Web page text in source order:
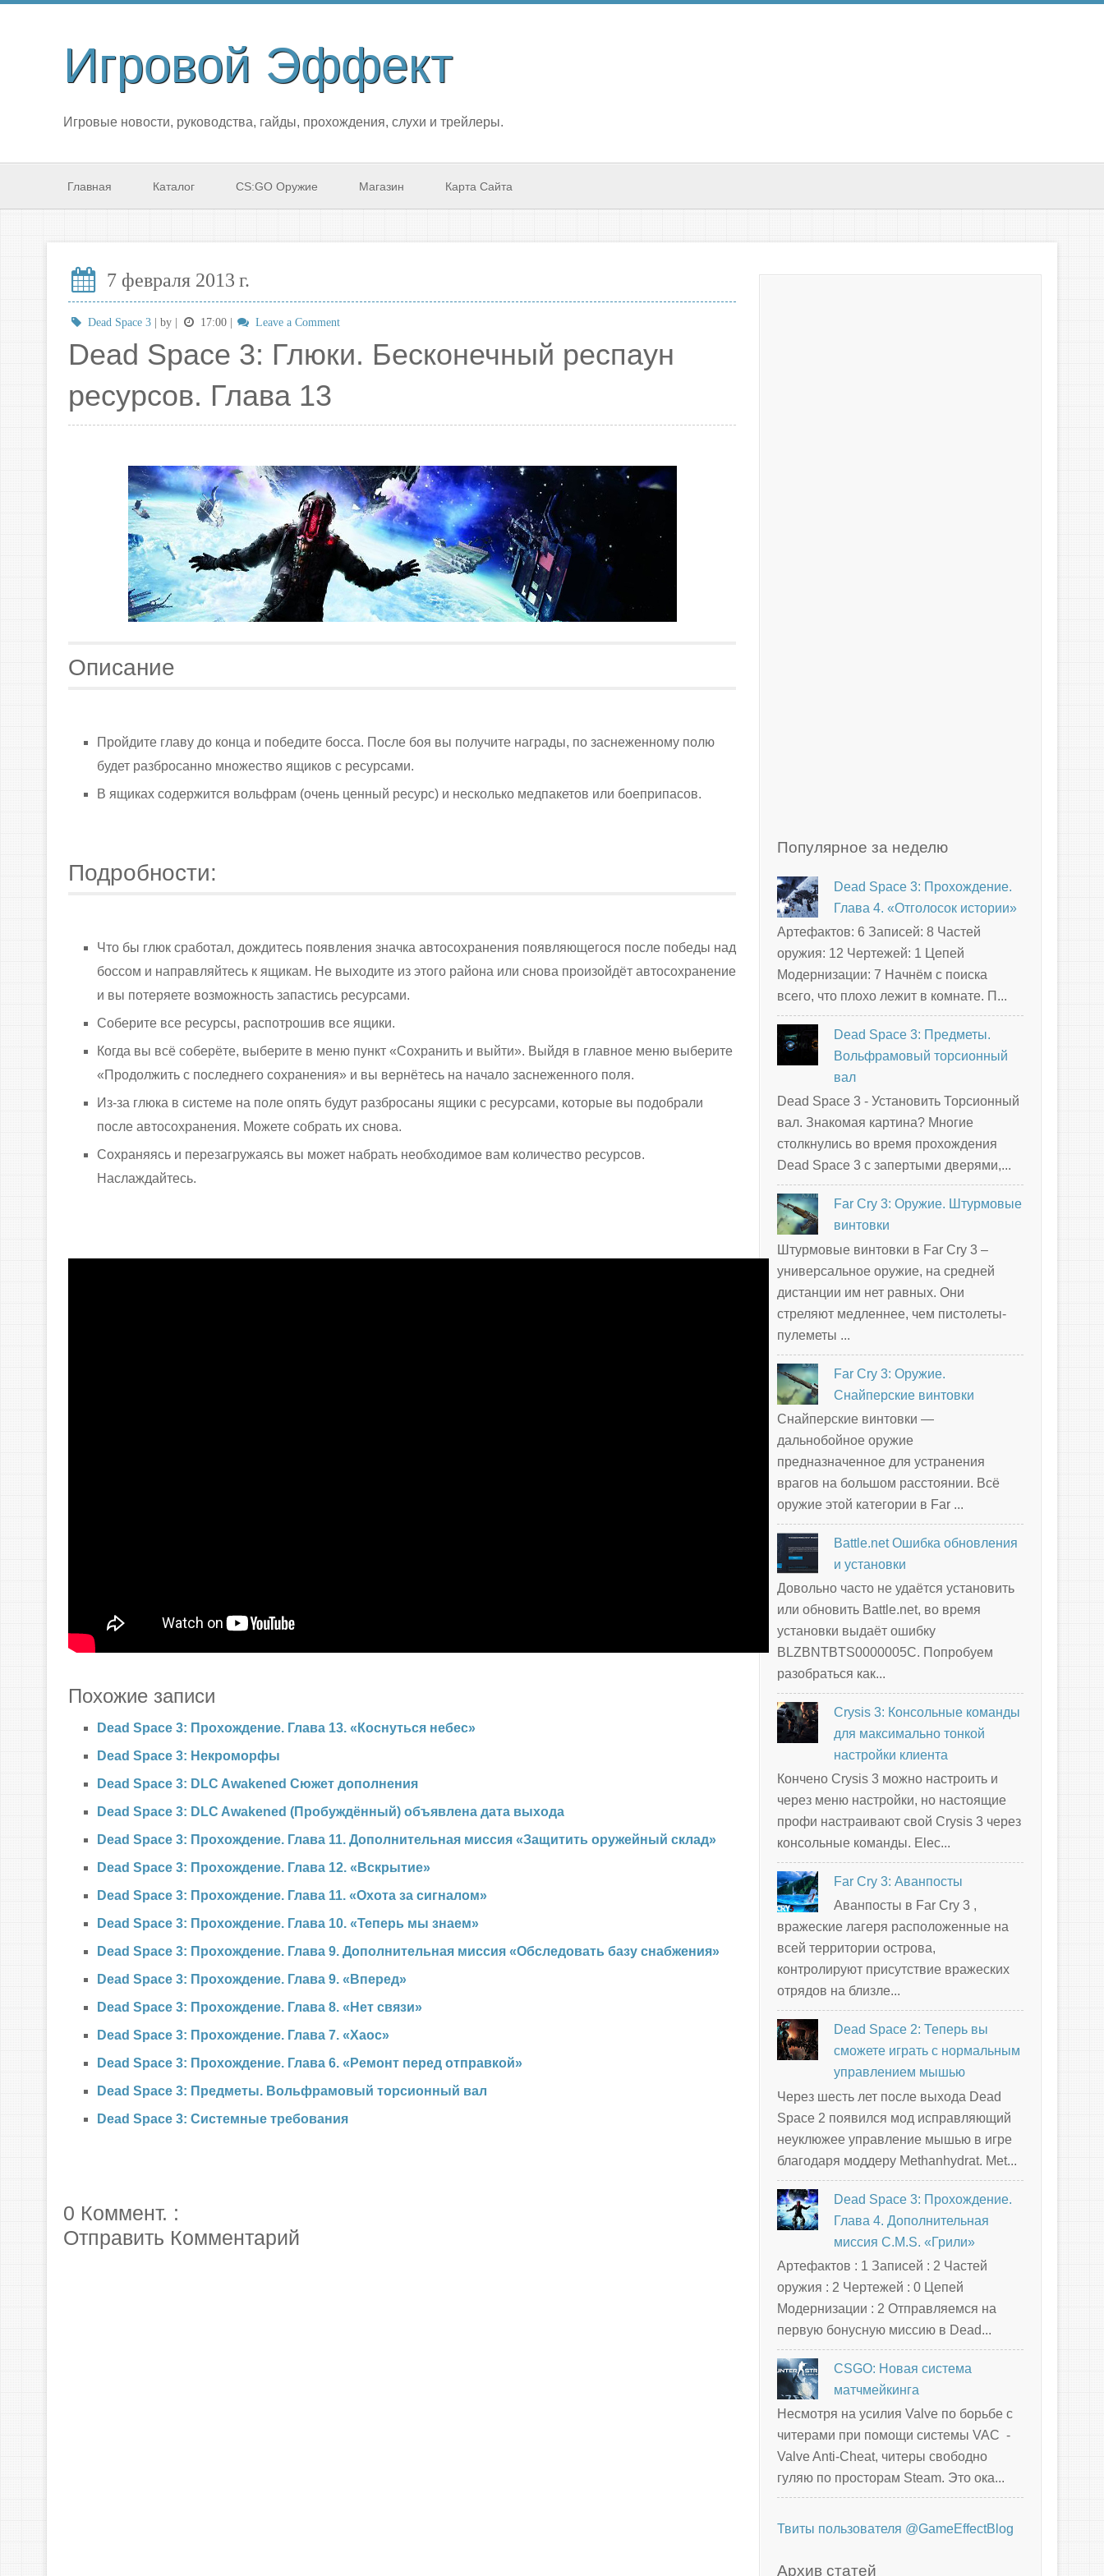
Игровой Эффект
Игровые новости, руководства, гайды, прохождения, слухи и трейлеры.
Главная Каталог CS:GO Оружие Магазин Карта Сайта
7 февраля 2013 г.
Dead Space 3 | by 17:00 Leave a Comment
Dead Space 3: Глюки. Бесконечный респаун
ресурсов. Глава 13
Описание
Пройдите главу до конца и победите босса. После боя вы получите награды, по заснеженному полю
будет разбросанно множество ящиков с ресурсами.
В ящиках содержится вольфрам (очень ценный ресурс) и несколько медпакетов или боеприпасов.
Подробности:
Что бы глюк сработал, дождитесь появления значка автосохранения появляющегося после победы над
боссом и направляйтесь к ящикам. Не выходите из этого района или снова произойдёт автосохранение
и вы потеряете возможность запастись ресурсами.
Соберите все ресурсы, распотрошив все ящики.
Когда вы всё соберёте, выберите в меню пункт «Сохранить и выйти». Выйдя в главное меню выберите
«Продолжить с последнего сохранения» и вы вернётесь на начало заснеженного поля.
Из-за глюка в системе на поле опять будут разбросаны ящики с ресурсами, которые вы подобрали
после автосохранения. Можете собрать их снова.
Сохраняясь и перезагружаясь вы может набрать необходимое вам количество ресурсов.
Наслаждайтесь.
Похожие записи
Dead Space 3: Прохождение. Глава 13. «Коснуться небес»
Dead Space 3: Некроморфы
Dead Space 3: DLC Awakened Cюжет дополнения
Dead Space 3: DLC Awakened (Пробуждённый) объявлена дата выхода
Dead Space 3: Прохождение. Глава 11. Дополнительная миссия «Защитить оружейный склад»
Dead Space 3: Прохождение. Глава 12. «Вскрытие»
Dead Space 3: Прохождение. Глава 11. «Охота за сигналом»
Dead Space 3: Прохождение. Глава 10. «Теперь мы знаем»
Dead Space 3: Прохождение. Глава 9. Дополнительная миссия «Обследовать базу снабжения»
Dead Space 3: Прохождение. Глава 9. «Вперед»
Dead Space 3: Прохождение. Глава 8. «Нет связи»
Dead Space 3: Прохождение. Глава 7. «Хаос»
Dead Space 3: Прохождение. Глава 6. «Ремонт перед отправкой»
Dead Space 3: Предметы. Вольфрамовый торсионный вал
Dead Space 3: Системные требования
0 Коммент. :
Отправить Комментарий
Популярное за неделю
Dead Space 3: Прохождение.
Глава 4. «Отголосок истории»
Артефактов: 6 Записей: 8 Частей
оружия: 12 Чертежей: 1 Цепей
Модернизации: 7 Начнём с поиска
всего, что плохо лежит в комнате. П...
Dead Space 3: Предметы.
Вольфрамовый торсионный
вал
Dead Space 3 - Установить Торсионный
вал. Знакомая картина? Многие
столкнулись во время прохождения
Dead Space 3 с запертыми дверями,...
Far Cry 3: Оружие. Штурмовые
винтовки
Штурмовые винтовки в Far Cry 3 –
универсальное оружие, на средней
дистанции им нет равных. Они
стреляют медленнее, чем пистолеты-
пулеметы ...
Far Cry 3: Оружие.
Снайперские винтовки
Снайперские винтовки —
дальнобойное оружие
предназначенное для устранения
врагов на большом расстоянии. Всё
оружие этой категории в Far ...
Battle.net Ошибка обновления
и установки
Довольно часто не удаётся установить
или обновить Battle.net, во время
установки выдаёт ошибку
BLZBNTBTS0000005C. Попробуем
разобраться как...
Crysis 3: Консольные команды
для максимально тонкой
настройки клиента
Кончено Crysis 3 можно настроить и
через меню настройки, но настоящие
профи настраивают свой Crysis 3 через
консольные команды. Elec...
Far Cry 3: Аванпосты
Аванпосты в Far Cry 3 ,
вражеские лагеря расположенные на
всей территории острова,
контролируют присутствие вражеских
отрядов на близле...
Dead Space 2: Теперь вы
сможете играть с нормальным
управлением мышью
Через шесть лет после выхода Dead
Space 2 появился мод исправляющий
неуклюжее управление мышью в игре
благодаря моддеру Methanhydrat. Met...
Dead Space 3: Прохождение.
Глава 4. Дополнительная
миссия C.M.S. «Грили»
Артефактов : 1 Записей : 2 Частей
оружия : 2 Чертежей : 0 Цепей
Модернизации : 2 Отправляемся на
первую бонусную миссию в Dead...
CSGO: Новая система
матчмейкинга
Несмотря на усилия Valve по борьбе с
читерами при помощи системы VAC -
Valve Anti-Cheat, читеры свободно
гуляю по просторам Steam. Это ока...
Твиты пользователя @GameEffectBlog
Архив статей